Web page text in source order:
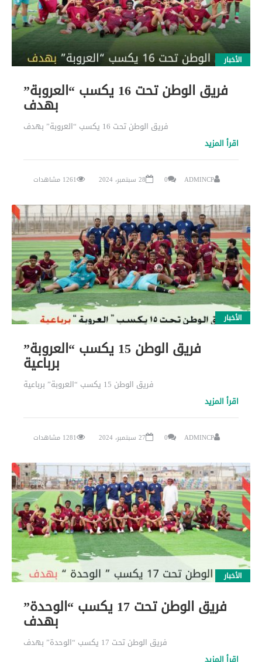
الأخبار
فريق الوطن تحت 16 يكسب “العروبة”
بهدف
فريق الوطن تحت 16 يكسب “العروبة” بهدف
اقرأ المزيد
ADMINCP
0 28 سبتمبر، 2024 1261 مشاهدات
الأخبار
فريق الوطن 15 يكسب “العروبة”
برباعية
فريق الوطن 15 يكسب “العروبة” برباعية
اقرأ المزيد
ADMINCP
0 27 سبتمبر، 2024 1281 مشاهدات
الأخبار
فريق الوطن تحت 17 يكسب “الوحدة”
بهدف
فريق الوطن تحت 17 يكسب “الوحدة” بهدف